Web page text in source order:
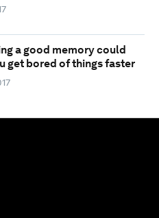
a good memory could
get bored of things faster